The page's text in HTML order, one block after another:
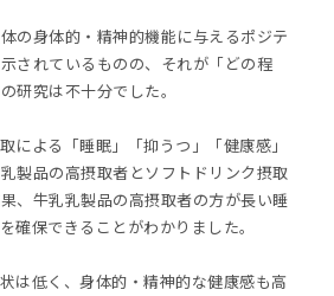
の身体的・精神的機能に与えるポジテ
されているものの、それが「どの程
研究は不十分でした。
による「睡眠」「抑うつ」「健康感」
製品の高摂取者とソフトドリンク摂取
、牛乳乳製品の高摂取者の方が長い睡
確保できることがわかりました。
は低く、身体的・精神的な健康感も高